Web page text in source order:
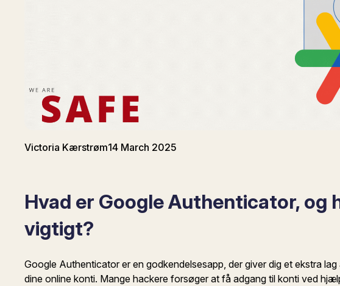
Victoria Kærstrøm14 March 2025
Hvad er Google Authenticator, og
vigtigt?
Google Authenticator er en godkendelsesapp, der giver dig et ekstra
dine online konti. Mange hackere forsøger at få adgang til konti ved